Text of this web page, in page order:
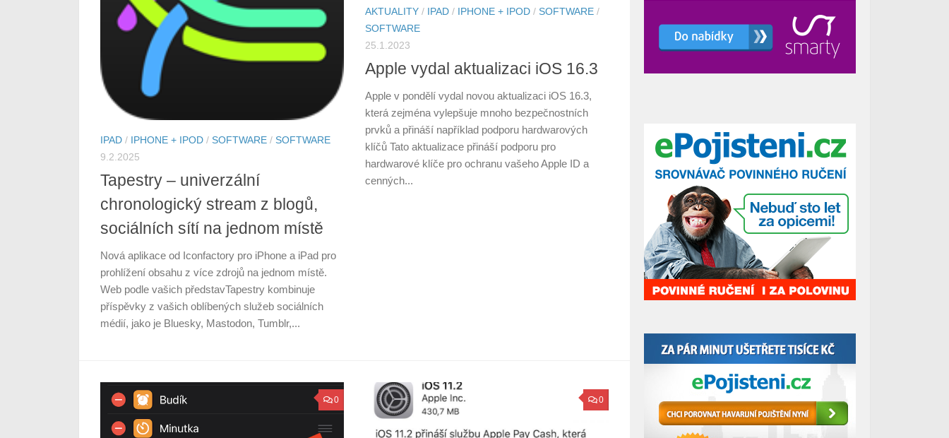
IPAD / IPHONE + IPOD / SOFTWARE / SOFTWARE
9.2.2025
Tapestry – univerzální
chronologický stream z blogů,
sociálních sítí na jednom místě
Nová aplikace od Iconfactory pro iPhone a iPad pro
prohlížení obsahu z více zdrojů na jednom místě.
Web podle vašich představTapestry kombinuje
příspěvky z vašich oblíbených služeb sociálních
médií, jako je Bluesky, Mastodon, Tumblr,...
AKTUALITY / IPAD / IPHONE + IPOD / SOFTWARE /
SOFTWARE
25.1.2023
Apple vydal aktualizaci iOS 16.3
Apple v pondělí vydal novou aktualizaci iOS 16.3,
která zejména vylepšuje mnoho bezpečnostních
prvků a přináší například podporu hardwarových
klíčů Tato aktualizace přináší podporu pro
hardwarové klíče pro ochranu vašeho Apple ID a
cenných...
0 0